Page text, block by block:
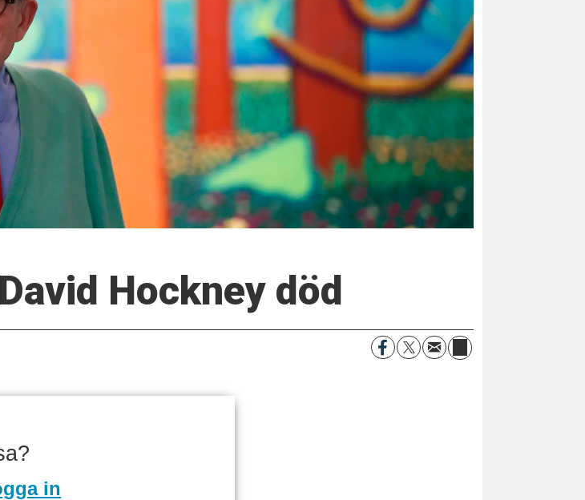
Hockney död
in